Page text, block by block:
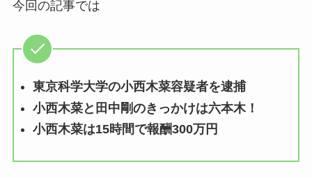
今回の記事では
東京科学大学の小西木菜容疑者を逮捕
小西木菜と田中剛のきっかけは六本木！
小西木菜は15時間で報酬300万円